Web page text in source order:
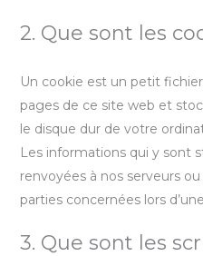
2. Que sont les
Un cookie est un petit
pages de ce site web et
le disque dur de votre
Les informations qui y sont
renvoyées à nos serveurs
parties concernées lors
3. Que sont les